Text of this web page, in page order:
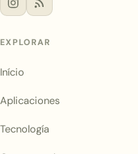
EXPLORAR
Início
Aplicaciones
Tecnología